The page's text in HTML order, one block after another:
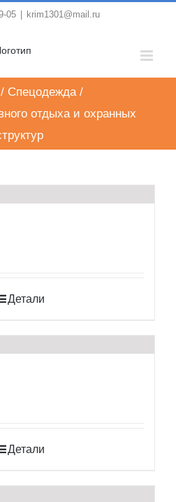
05 krim1301@mail.ru
/ Спецодежда /
отдыха и охранных
Детали
Детали